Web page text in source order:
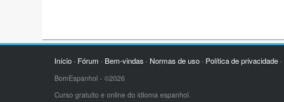
Início· Fórum · Bem-vindas · Normas de uso· Política de privacidade·
BomEspanhol - ©2026
Curso gratuito e online do idioma espanhol.